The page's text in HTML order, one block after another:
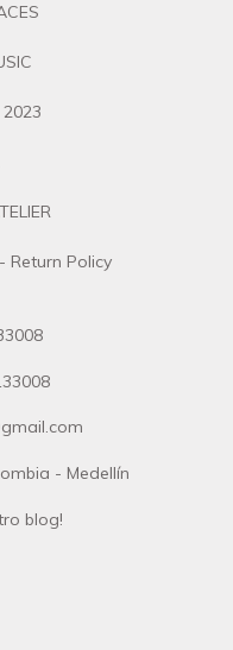
2023
Return Policy
- Medellín
blog!